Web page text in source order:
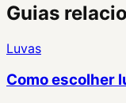
Guias
Luvas
Como escolher